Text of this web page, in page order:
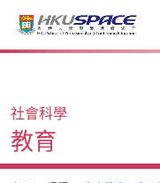
Main
社會科學
教育